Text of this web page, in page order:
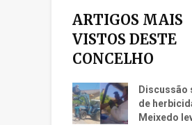
ARTIGOS MAIS
VISTOS DESTE
CONCELHO
Discussão
de
Meixedo